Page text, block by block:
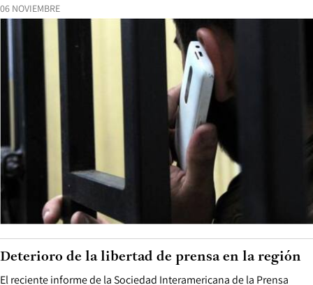
06 NOVIEMBRE
El reciente informe de la Sociedad Interamericana de la Prensa
Deterioro de la libertad de prensa en la región